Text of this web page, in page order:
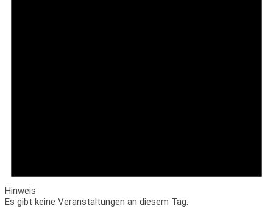
Hinweis
Es gibt keine Veranstaltungen an diesem Tag.